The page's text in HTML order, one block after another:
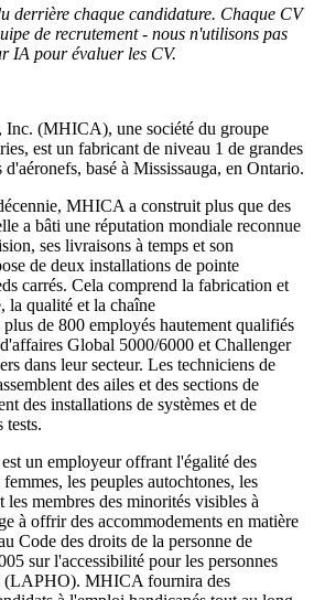
derrière chaque candidature. Chaque CV
de recrutement - nous n'utilisons pas
IA pour évaluer les CV.
Inc. (MHICA), une société du groupe
est un fabricant de niveau 1 de grandes
d'aéronefs, basé à Mississauga, en Ontario.
MHICA a construit plus que des
a bâti une réputation mondiale reconnue
ses livraisons à temps et son
de deux installations de pointe
carrés. Cela comprend la fabrication et
la qualité et la chaîne
de 800 employés hautement qualifiés
Global 5000/6000 et Challenger
dans leur secteur. Les techniciens de
des ailes et des sections de
des installations de systèmes et de
tests.
un employeur offrant l'égalité des
les peuples autochtones, les
les membres des minorités visibles à
à offrir des accommodements en matière
Code des droits de la personne de
sur l'accessibilité pour les personnes
(LAPHO). MHICA fournira des